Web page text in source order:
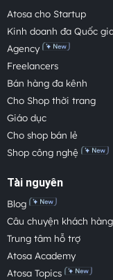
Atosa cho Startup
Kinh doanh đa Quốc
Agency
Freelancers
Bán hàng đa kênh
Cho Shop thời trang
Giáo dục
Cho shop bán lẻ
Shop công nghệ
Tài nguyên
Blog
Câu chuyện khách hàng
Trung tâm hỗ trợ
Atosa Academy
Atosa Topics